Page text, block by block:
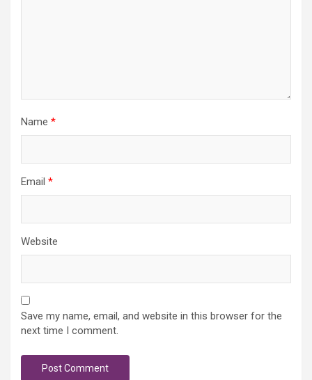
Name *
Email *
Website
Save my name, email, and website in this browser for the
next time I comment.